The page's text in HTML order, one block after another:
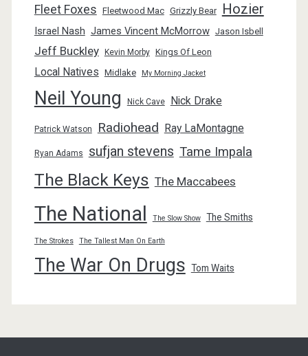
Fleet Foxes Fleetwood Mac Grizzly Bear Hozier
Israel Nash James Vincent McMorrow Jason Isbell
Jeff Buckley Kevin Morby Kings Of Leon
Local Natives Midlake My Morning Jacket
Neil Young Nick Cave Nick Drake
Patrick Watson Radiohead Ray LaMontagne
Ryan Adams sufjan stevens Tame Impala
The Black Keys The Maccabees
The National The Slow Show The Smiths
The Strokes The Tallest Man On Earth
The War On Drugs Tom Waits